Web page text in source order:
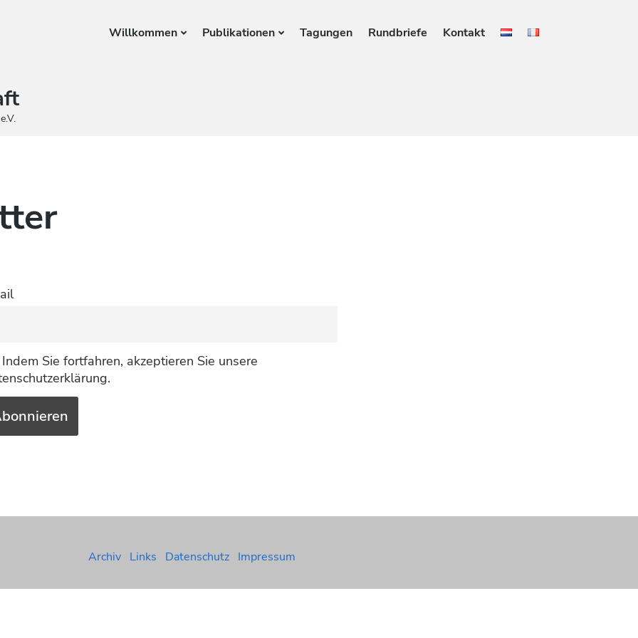
Willkommen Publikationen Tagungen Rundbriefe Kontakt
Sie fortfahren, akzeptieren Sie unsere
Archiv Links Datenschutz Impressum